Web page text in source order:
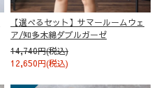
【選べるセット】サマールームウェ
ア/知多木綿ダブルガーゼ
14,740円(税込)
12,650円(税込)